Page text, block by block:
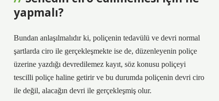
yapmalı?
Bundan anlaşılmalıdır ki, poliçenin tedavülü ve devri normal
şartlarda ciro ile gerçekleşmekte ise de, düzenleyenin poliçe
üzerine yazdığı devredilemez kayıt, söz konusu poliçeyi
tescilli poliçe haline getirir ve bu durumda poliçenin devri ciro
ile değil, alacağın devri ile gerçekleşmiş olur.